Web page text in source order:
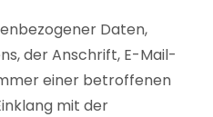
Daten,
der Anschrift, E-Mail-
einer betroffenen
mit der